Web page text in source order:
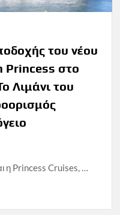
του νέου
Princess στο
Λιμάνι του
η Princess Cruises, …